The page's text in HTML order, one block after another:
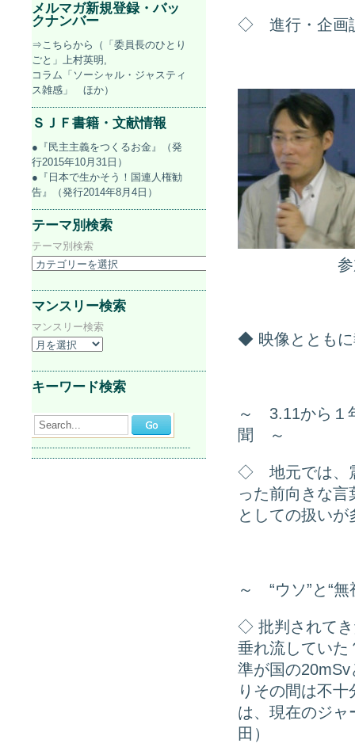
◇ 進行・企画
◆ 映像ととも
～ 3.11から１
聞 ～
◇ 地元では、震
った前向きな言
としての扱い
～ “ウソ”と“
◇ 批判されてき
垂れ流していた
準が国の
りその間は不
は、現在のジャ
田）
メルマガ新規登録・バッ
クナンバー
⇒こちらから（「委員長のひとり
ごと」上村英明,
コラム「ソーシャル・ジャスティ
ス雑感」 ほか）
ＳＪＦ書籍・文献情報
●『民主主義をつくるお金』（発
行2015年10月31日）
●『日本で生かそう！国連人権勧
告』（発行2014年8月4日）
テーマ別検索
テーマ別検索
マンスリー検索
マンスリー検索
キーワード検索
Search...